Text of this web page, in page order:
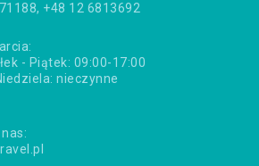
+48 12 6813692
- Piątek: 09:00-17:00
nieczynne